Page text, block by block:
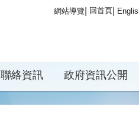
網站導覽 回首頁
聯絡資訊 政府資訊公開